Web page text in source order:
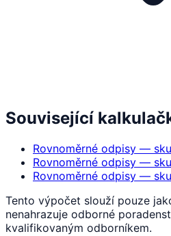
Související
Rovnoměrné odpisy —
Rovnoměrné odpisy —
Rovnoměrné odpisy —
Tento výpočet slouží pouze
nenahrazuje odborné
kvalifikovaným odborníkem.